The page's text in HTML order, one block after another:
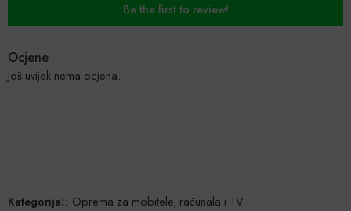
Be the first to review!
Ocjene
Još uvijek nema ocjena.
Kategorija:: Oprema za mobitele, računala i TV